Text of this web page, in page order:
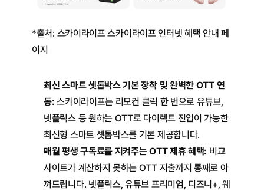
*출처: 스카이라이프 스카이라이프 인터넷 혜택 안내 페
이지
최신 스마트 셋톱박스 기본 장착 및 완벽한 OTT 연
동: 스카이라이프는 리모컨 클릭 한 번으로 유튜브,
넷플릭스 등 원하는 OTT로 다이렉트 진입이 가능한
최신형 스마트 셋톱박스를 기본 제공합니다.
매월 평생 구독료를 지켜주는 OTT 제휴 혜택: 비교
사이트가 계산하지 못하는 OTT 지출까지 통째로 아
껴드립니다. 넷플릭스, 유튜브 프리미엄, 디즈니+, 웨